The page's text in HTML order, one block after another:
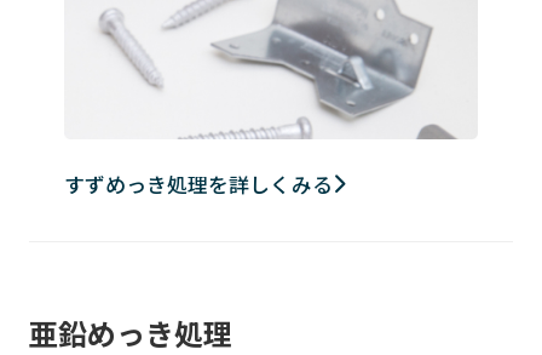
すずめっき処理を詳しくみる
亜鉛めっき処理